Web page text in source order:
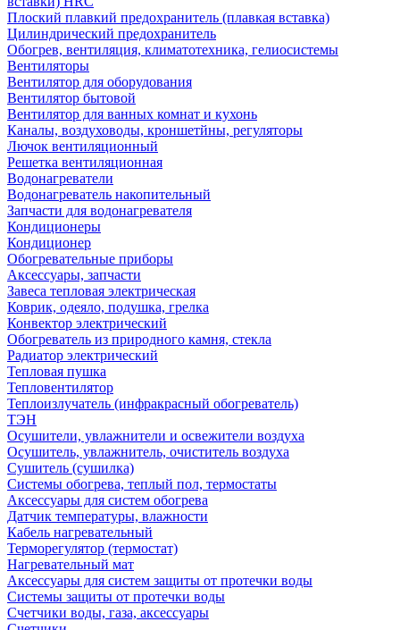
Плоский плавкий предохранитель (плавкая вставка)
Цилиндрический предохранитель
Обогрев, вентиляция, климатотехника, гелиосистемы
Вентиляторы
Вентилятор для оборудования
Вентилятор бытовой
Вентилятор для ванных комнат и кухонь
Каналы, воздуховоды, кроншетйны, регуляторы
Лючок вентиляционный
Решетка вентиляционная
Водонагреватели
Водонагреватель накопительный
Запчасти для водонагревателя
Кондиционеры
Кондиционер
Обогревательные приборы
Аксессуары, запчасти
Завеса тепловая электрическая
Коврик, одеяло, подушка, грелка
Конвектор электрический
Обогреватель из природного камня, стекла
Радиатор электрический
Тепловая пушка
Тепловентилятор
Теплоизлучатель (инфракрасный обогреватель)
ТЭН
Осушители, увлажнители и освежители воздуха
Осушитель, увлажнитель, очиститель воздуха
Сушитель (сушилка)
Системы обогрева, теплый пол, термостаты
Аксессуары для систем обогрева
Датчик температуры, влажности
Кабель нагревательный
Терморегулятор (термостат)
Нагревательный мат
Аксессуары для систем защиты от протечки воды
Системы защиты от протечки воды
Счетчики воды, газа, аксессуары